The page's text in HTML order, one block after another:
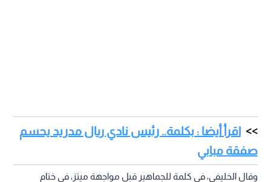
اقرأ أيضا : بكلمة.. رئيس نادي ريال مدريد يحسم
صفقة مبابي
وقال الخليفي، في كلمة للجماهير قبل مواجهة ميتز، في ختام